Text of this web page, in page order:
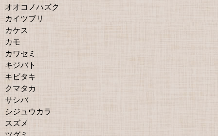
オオコノハズク
カイツブリ
カケス
カモ
カワセミ
キジバト
キビタキ
クマタカ
サシバ
シジュウカラ
スズメ